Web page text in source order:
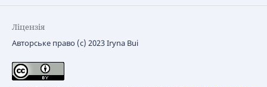
Ліцензія
Авторське право (c) 2023 Iryna Bui